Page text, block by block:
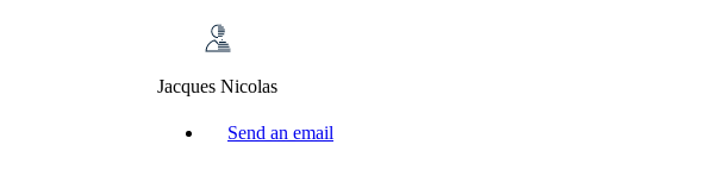
Jacques Nicolas
Send an email